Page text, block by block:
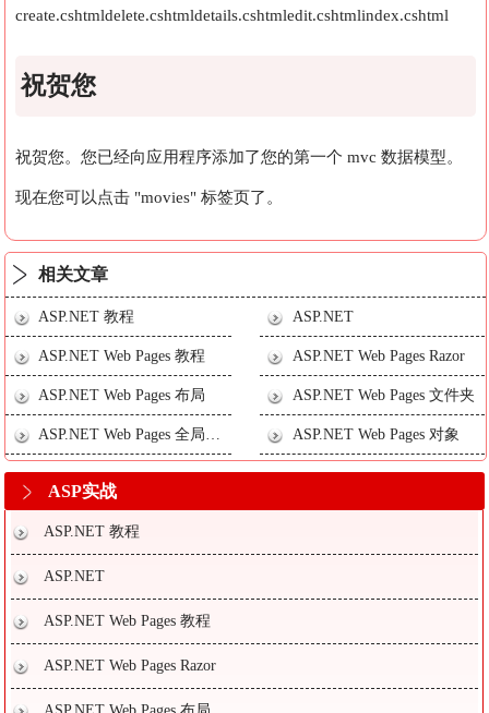
create.cshtmldelete.cshtmldetails.cshtmledit.cshtmlindex.cshtml
祝贺您
祝贺您。您已经向应用程序添加了您的第一个 mvc 数据模型。
现在您可以点击 "movies" 标签页了。
相关文章
ASP.NET 教程 ASP.NET
ASP.NET Web Pages 教程 ASP.NET Web Pages Razor
ASP.NET Web Pages 布局 ASP.NET Web Pages 文件夹
ASP.NET Web Pages 对象
ASP实战
ASP.NET 教程
ASP.NET
ASP.NET Web Pages 教程
ASP.NET Web Pages Razor